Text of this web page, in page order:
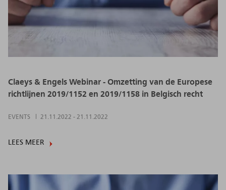
Claeys & Engels Webinar - Omzetting van de Europese
richtlijnen 2019/1152 en 2019/1158 in Belgisch recht
EVENTS 21.11.2022 - 21.11.2022
LEES MEER